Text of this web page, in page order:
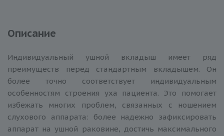
Описание
Индивидуальный ушной вкладыш имеет ряд
преимуществ перед стандартным вкладышем. Он
более точно соответствует индивидуальным
особенностям строения уха пациента. Это помогает
избежать многих проблем, связанных с ношением
слухового аппарата: более надежно зафиксировать
аппарат на ушной раковине, достичь максимального